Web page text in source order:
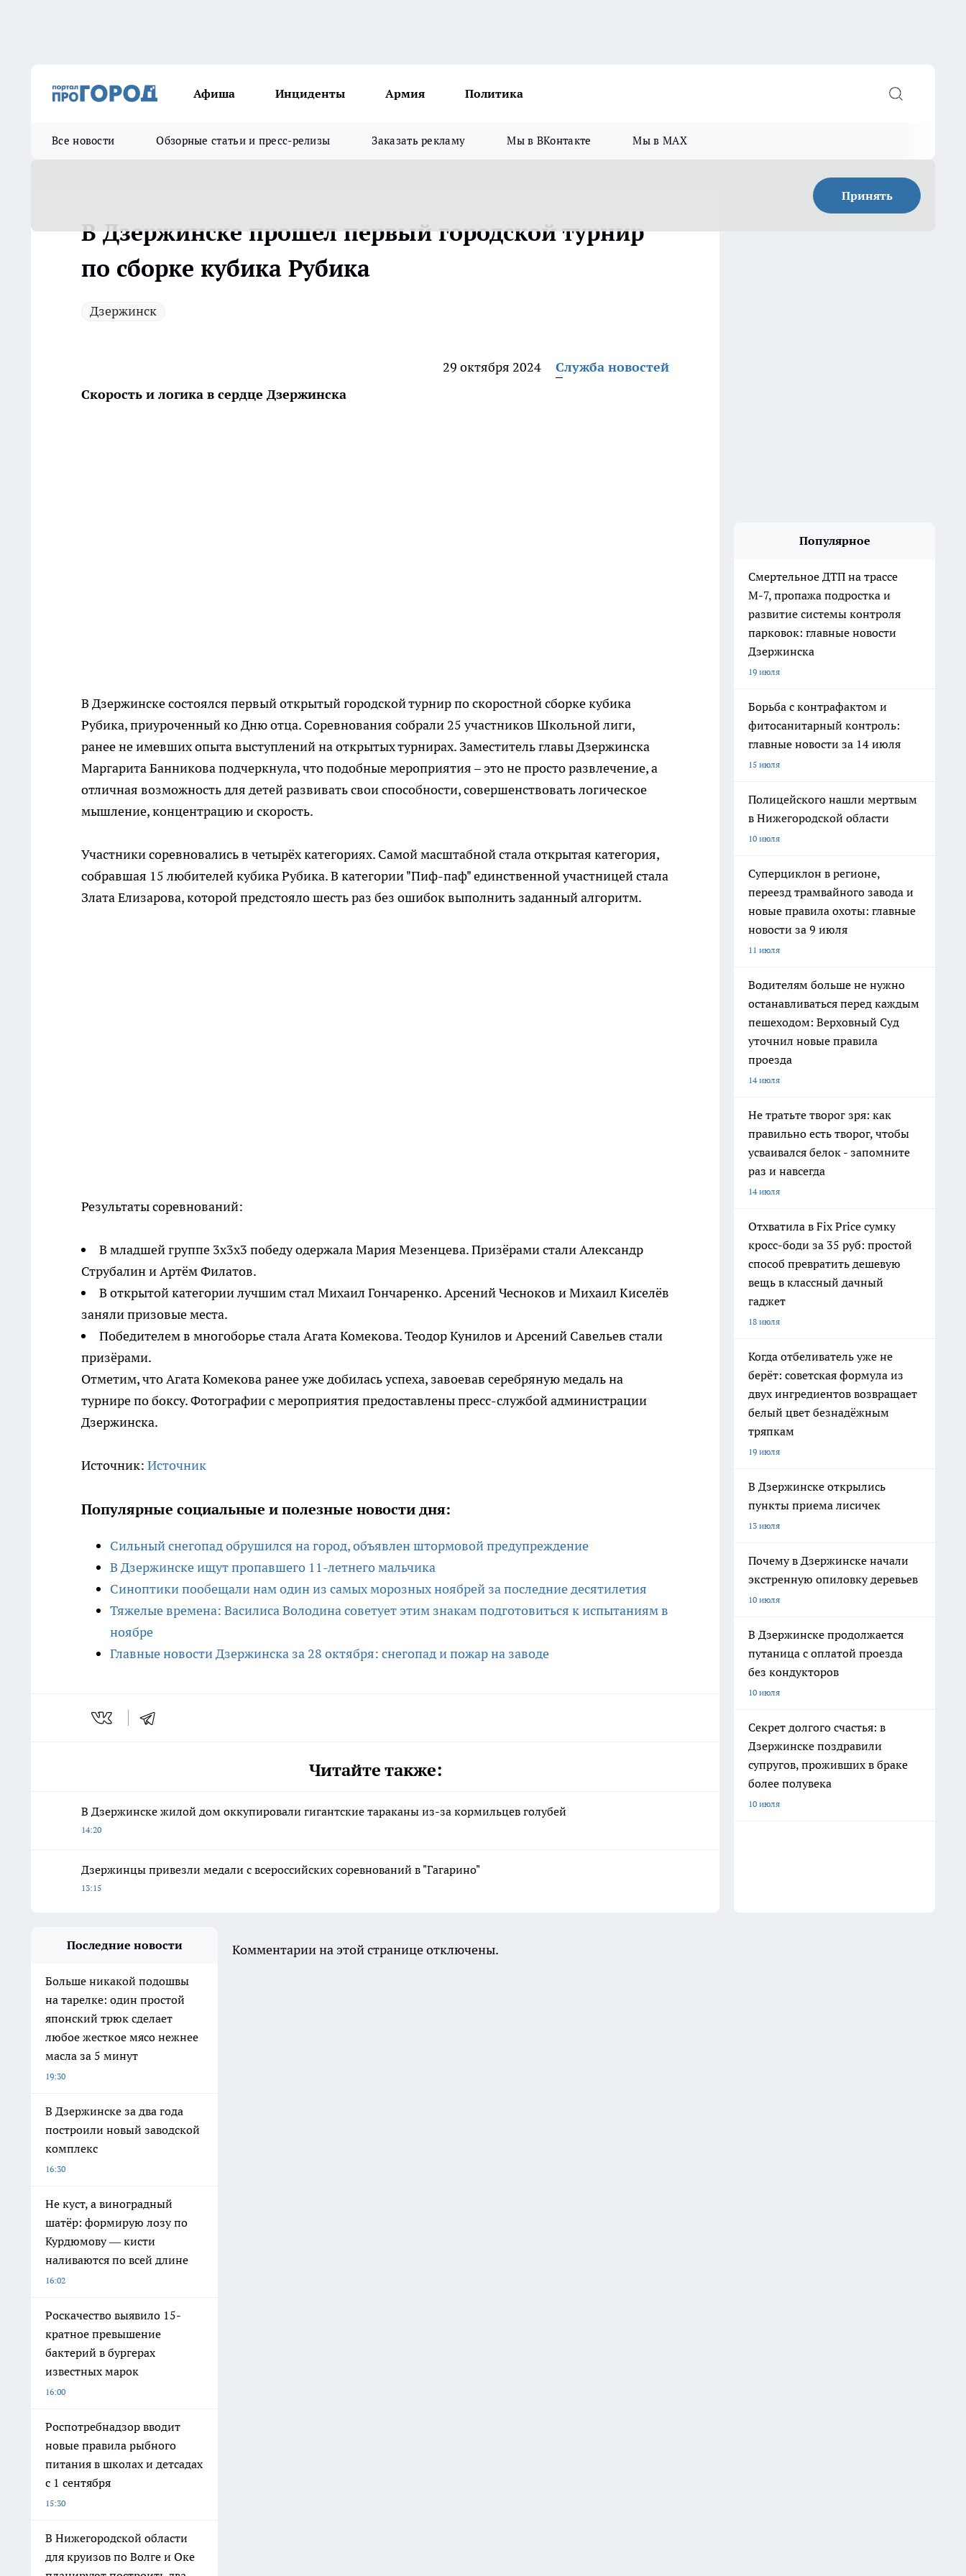
Афиша Инциденты Армия Политика
Все новости Обзорные статьи и пресс-релизы Заказать рекламу Мы в ВКонтакте Мы в MAX
Принять
В Дзержинске прошел первый городской турнир
по сборке кубика Рубика
Дзержинск
29 октября 2024
Служба новостей
Скорость и логика в сердце Дзержинска
В Дзержинске состоялся первый открытый городской турнир по скоростной сборке кубика
Рубика, приуроченный ко Дню отца. Соревнования собрали 25 участников Школьной лиги,
ранее не имевших опыта выступлений на открытых турнирах. Заместитель главы Дзержинска
Маргарита Банникова подчеркнула, что подобные мероприятия – это не просто развлечение, а
отличная возможность для детей развивать свои способности, совершенствовать логическое
мышление, концентрацию и скорость.
Участники соревновались в четырёх категориях. Самой масштабной стала открытая категория,
собравшая 15 любителей кубика Рубика. В категории "Пиф-паф" единственной участницей стала
Злата Елизарова, которой предстояло шесть раз без ошибок выполнить заданный алгоритм.
Результаты соревнований:
В младшей группе 3х3х3 победу одержала Мария Мезенцева. Призёрами стали Александр
Струбалин и Артём Филатов.
В открытой категории лучшим стал Михаил Гончаренко. Арсений Чесноков и Михаил Киселёв
заняли призовые места.
Победителем в многоборье стала Агата Комекова. Теодор Кунилов и Арсений Савельев стали
призёрами.
Отметим, что Агата Комекова ранее уже добилась успеха, завоевав серебряную медаль на
турнире по боксу. Фотографии с мероприятия предоставлены пресс-службой администрации
Дзержинска.
Источник: Источник
Популярные социальные и полезные новости дня:
Сильный снегопад обрушился на город, объявлен штормовой предупреждение
В Дзержинске ищут пропавшего 11-летнего мальчика
Синоптики пообещали нам один из самых морозных ноябрей за последние десятилетия
Тяжелые времена: Василиса Володина советует этим знакам подготовиться к испытаниям в
ноябре
Главные новости Дзержинска за 28 октября: снегопад и пожар на заводе
Читайте также:
В Дзержинске жилой дом оккупировали гигантские тараканы из-за кормильцев голубей
14:20
Дзержинцы привезли медали с всероссийских соревнований в "Гагарино"
13:15
Популярное
Смертельное ДТП на трассе
М-7, пропажа подростка и
развитие системы контроля
парковок: главные новости
Дзержинска
19 июля
Борьба с контрафактом и
фитосанитарный контроль:
главные новости за 14 июля
15 июля
Полицейского нашли мертвым
в Нижегородской области
10 июля
Суперциклон в регионе,
переезд трамвайного завода и
новые правила охоты: главные
новости за 9 июля
11 июля
Водителям больше не нужно
останавливаться перед каждым
пешеходом: Верховный Суд
уточнил новые правила
проезда
14 июля
Не тратьте творог зря: как
правильно есть творог, чтобы
усваивался белок - запомните
раз и навсегда
14 июля
Отхватила в Fix Price сумку
кросс-боди за 35 руб: простой
способ превратить дешевую
вещь в классный дачный
гаджет
18 июля
Когда отбеливатель уже не
берёт: советская формула из
двух ингредиентов возвращает
белый цвет безнадёжным
тряпкам
19 июля
В Дзержинске открылись
пункты приема лисичек
13 июля
Почему в Дзержинске начали
экстренную опиловку деревьев
10 июля
В Дзержинске продолжается
путаница с оплатой проезда
без кондукторов
10 июля
Секрет долгого счастья: в
Дзержинске поздравили
супругов, проживших в браке
более полувека
10 июля
Последние новости
Больше никакой подошвы
на тарелке: один простой
японский трюк сделает
любое жесткое мясо нежнее
масла за 5 минут
19:30
В Дзержинске за два года
построили новый заводской
комплекс
16:30
Не куст, а виноградный
шатёр: формирую лозу по
Курдюмову — кисти
наливаются по всей длине
16:02
Роскачество выявило 15-
кратное превышение
бактерий в бургерах
известных марок
16:00
Роспотребнадзор вводит
новые правила рыбного
питания в школах и детсадах
с 1 сентября
15:30
В Нижегородской области
для круизов по Волге и Оке
Комментарии на этой странице отключены.